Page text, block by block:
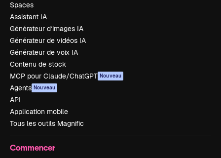
Spaces
Assistant IA
Générateur d’images IA
Générateur de vidéos IA
Générateur de voix IA
Contenu de stock
MCP pour Claude/ChatGPT Nouveau
Agents Nouveau
API
Application mobile
Tous les outils Magnific
Commencer